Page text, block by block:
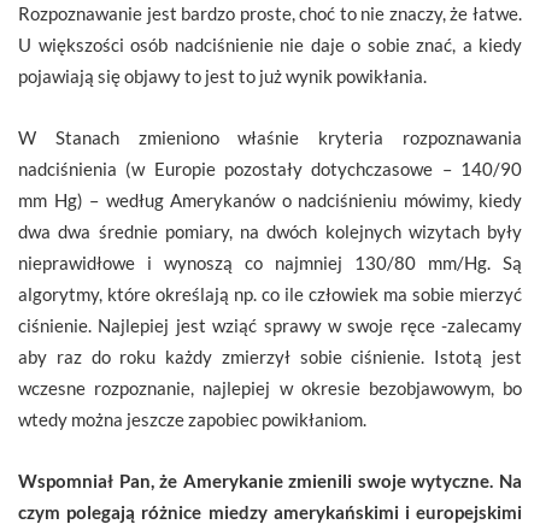
Rozpoznawanie jest bardzo proste, choć to nie znaczy, że łatwe.
U większości osób nadciśnienie nie daje o sobie znać, a kiedy
pojawiają się objawy to jest to już wynik powikłania.
W Stanach zmieniono właśnie kryteria rozpoznawania
nadciśnienia (w Europie pozostały dotychczasowe – 140/90
mm Hg) – według Amerykanów o nadciśnieniu mówimy, kiedy
dwa dwa średnie pomiary, na dwóch kolejnych wizytach były
nieprawidłowe i wynoszą co najmniej 130/80 mm/Hg. Są
algorytmy, które określają np. co ile człowiek ma sobie mierzyć
ciśnienie. Najlepiej jest wziąć sprawy w swoje ręce -zalecamy
aby raz do roku każdy zmierzył sobie ciśnienie. Istotą jest
wczesne rozpoznanie, najlepiej w okresie bezobjawowym, bo
wtedy można jeszcze zapobiec powikłaniom.
Wspomniał Pan, że Amerykanie zmienili swoje wytyczne. Na
czym polegają różnice miedzy amerykańskimi i europejskimi